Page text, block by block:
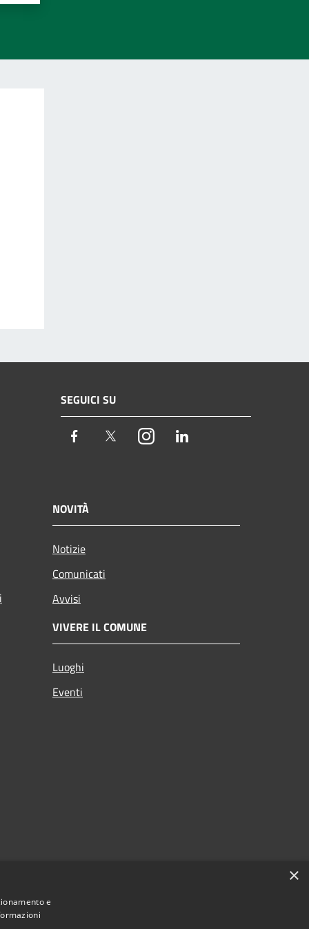
SEGUICI SU
Facebook TwitterInstagram
NOVITÀ
Notizie
Comunicati
Avvisi
VIVERE IL COMUNE
Luoghi
Eventi
×
e